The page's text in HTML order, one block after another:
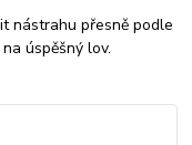
nástrahu přesně podle
úspěšný lov.